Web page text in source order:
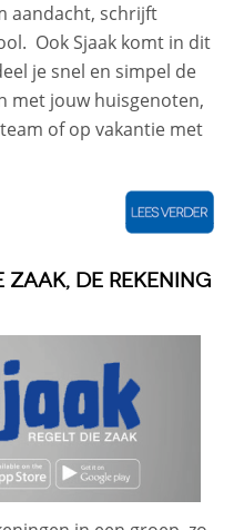
aandacht, schrijft
Ook Sjaak komt in dit
je snel en simpel de
met jouw huisgenoten,
of op vakantie met
ZAAK, DE REKENING